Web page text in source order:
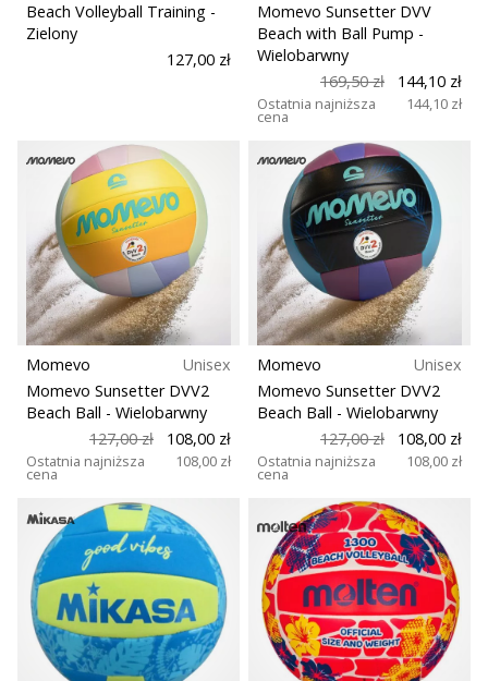
Beach Volleyball Training -
Zielony
127,00 zł
Momevo Sunsetter DVV
Beach with Ball Pump -
Wielobarwny
169,50 zł
144,10 zł
Ostatnia najniższa
cena
144,10 zł
Momevo
Unisex
Momevo Sunsetter DVV2
Beach Ball - Wielobarwny
127,00 zł
108,00 zł
Ostatnia najniższa
cena
108,00 zł
Momevo
Unisex
Momevo Sunsetter DVV2
Beach Ball - Wielobarwny
127,00 zł
108,00 zł
Ostatnia najniższa
cena
108,00 zł